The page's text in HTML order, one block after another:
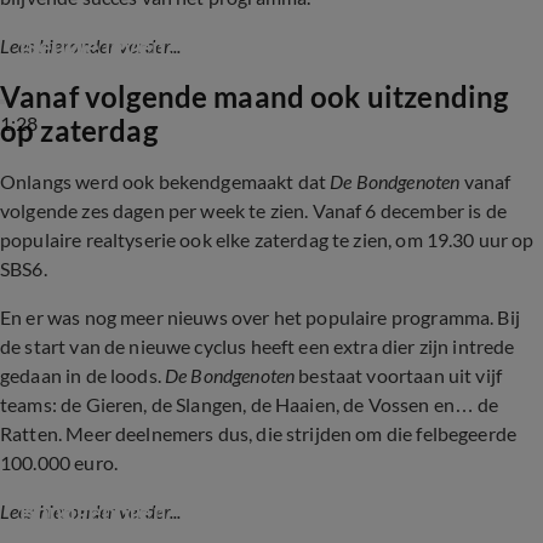
Lees hieronder verder...
1:28
Zijn Justin en Maudy alweer gewend aan hun
nieuwe leven?
Vanaf volgende maand ook uitzending
op zaterdag
Onlangs werd ook bekendgemaakt dat De Bondgenoten vanaf
volgende zes dagen per week te zien. Vanaf 6 december is de
populaire realtyserie ook elke zaterdag te zien, om 19.30 uur op
SBS6.
En er was nog meer nieuws over het populaire programma. Bij
de start van de nieuwe cyclus heeft een extra dier zijn intrede
gedaan in de loods. De Bondgenoten bestaat voortaan uit vijf
teams: de Gieren, de Slangen, de Haaien, de Vossen en… de
Ratten. Meer deelnemers dus, die strijden om die felbegeerde
100.000 euro.
Lees hieronder verder...
Bondgenoten